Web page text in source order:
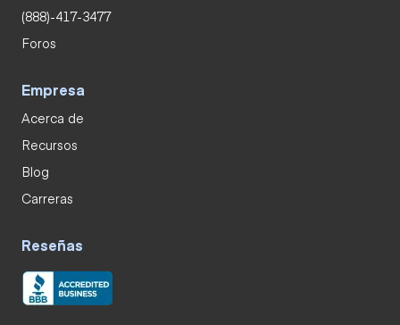
(888)-417-3477
Foros
Empresa
Acerca de
Recursos
Blog
Carreras
Reseñas